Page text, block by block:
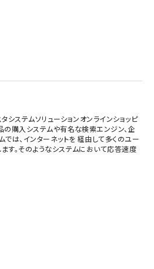
システムソリューションオンラインショッピ
の購入システムや有名な検索エンジン、企
は、インターネットを 経由して多くのユー
す。そのようなシステムにおいて応答速度